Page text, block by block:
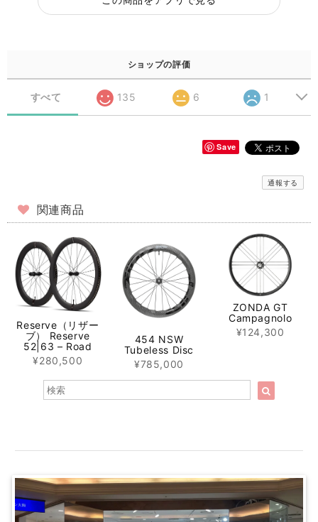
ショップの評価
すべて 135 6 1
Save
通報する
関連商品
Reserve（リザー
ブ） Reserve
52|63 – Road
¥280,500
454 NSW
Tubeless Disc
¥785,000
ZONDA GT
Campagnolo
¥124,300